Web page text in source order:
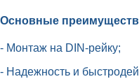
Основные
- Монтаж на DIN-рейку;
- Надежность и